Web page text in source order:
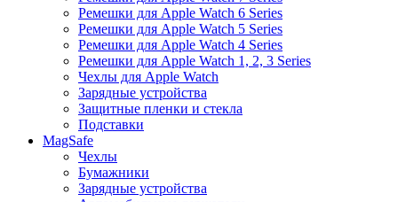
Ремешки для Apple Watch 6 Series
Ремешки для Apple Watch 5 Series
Ремешки для Apple Watch 4 Series
Ремешки для Apple Watch 1, 2, 3 Series
Чехлы для Apple Watch
Зарядные устройства
Защитные пленки и стекла
Подставки
MagSafe
Чехлы
Бумажники
Зарядные устройства